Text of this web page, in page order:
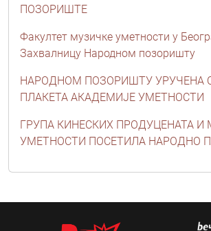
ПОЗОРИШТЕ
Факултет музичке уметности у
Захвалницу Народном позоришту
НАРОДНОМ ПОЗОРИШТУ УРУЧЕНА
ПЛАКЕТА АКАДЕМИЈЕ УМЕТНОСТИ
ГРУПА КИНЕСКИХ ПРОДУЦЕНАТА И
УМЕТНОСТИ ПОСЕТИЛА НАРОДНО